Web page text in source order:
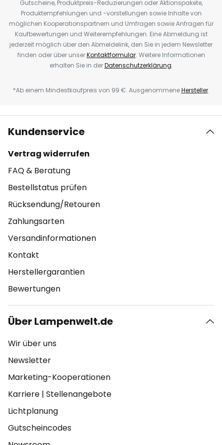
Gutscheine, Produktpreis-Reduzierungen oder Aktionspakete,
Produktempfehlungen und -vorstellungen sowie Inhalte von
möglichen Kooperationspartnern und Umfragen sowie Anfragen für
Kaufbewertungen und Weiterempfehlungen. Eine Abmeldung ist
jederzeit möglich über den Abmeldelink, den Sie in jedem Newsletter
finden oder über unserKontaktformular. Weitere Informationen
erhalten Sie in derDatenschutzerklärung.
*Ab einem Mindestkaufpreis von 99 €. AusgenommeneHersteller.
Kundenservice
Vertrag widerrufen
FAQ & Beratung
Bestellstatus prüfen
Rücksendung/Retouren
Zahlungsarten
Versandinformationen
Kontakt
Herstellergarantien
Bewertungen
Über Lampenwelt.de
Wir über uns
Newsletter
Marketing-Kooperationen
Karriere | Stellenangebote
Lichtplanung
Gutscheincodes